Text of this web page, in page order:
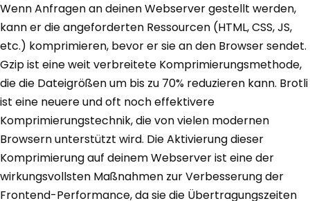
Wenn Anfragen an deinen Webserver gestellt werden,
kann er die angeforderten Ressourcen (HTML, CSS, JS,
etc.) komprimieren, bevor er sie an den Browser sendet.
Gzip ist eine weit verbreitete Komprimierungsmethode,
die die Dateigrößen um bis zu 70% reduzieren kann. Brotli
ist eine neuere und oft noch effektivere
Komprimierungstechnik, die von vielen modernen
Browsern unterstützt wird. Die Aktivierung dieser
Komprimierung auf deinem Webserver ist eine der
wirkungsvollsten Maßnahmen zur Verbesserung der
Frontend-Performance, da sie die Übertragungszeiten